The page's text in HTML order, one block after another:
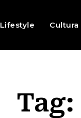
Lifestyle Cultura
Tag: